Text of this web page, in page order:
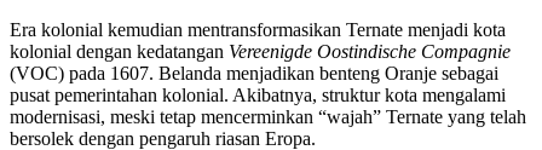
Era kolonial kemudian mentransformasikan Ternate menjadi kota
kolonial dengan kedatangan Vereenigde Oostindische Compagnie
(VOC) pada 1607. Belanda menjadikan benteng Oranje sebagai
pusat pemerintahan kolonial. Akibatnya, struktur kota mengalami
modernisasi, meski tetap mencerminkan “wajah” Ternate yang telah
bersolek dengan pengaruh riasan Eropa.